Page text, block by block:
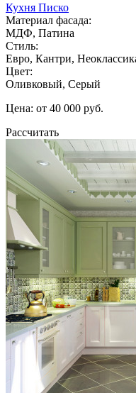
Кухня Писко
Материал фасада:
МДФ, Патина
Стиль:
Евро, Кантри,
Цвет:
Оливковый, Серый
Цена: от 40 000 руб.
Рассчитать